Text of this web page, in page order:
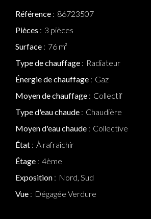
Référence
86723507
Pièces
3 pièces
Surface
76 m²
Type de chauffage
Radiateur
Énergie de chauffage
Gaz
Moyen de chauffage
Collectif
Type d'eau chaude
Chaudière
Moyen d'eau chaude
Collective
État
À rafraîchir
Étage
4ème
Exposition
Nord, Sud
Vue
Dégagée Verdure